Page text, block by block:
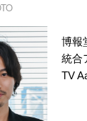
博報
統合
TV